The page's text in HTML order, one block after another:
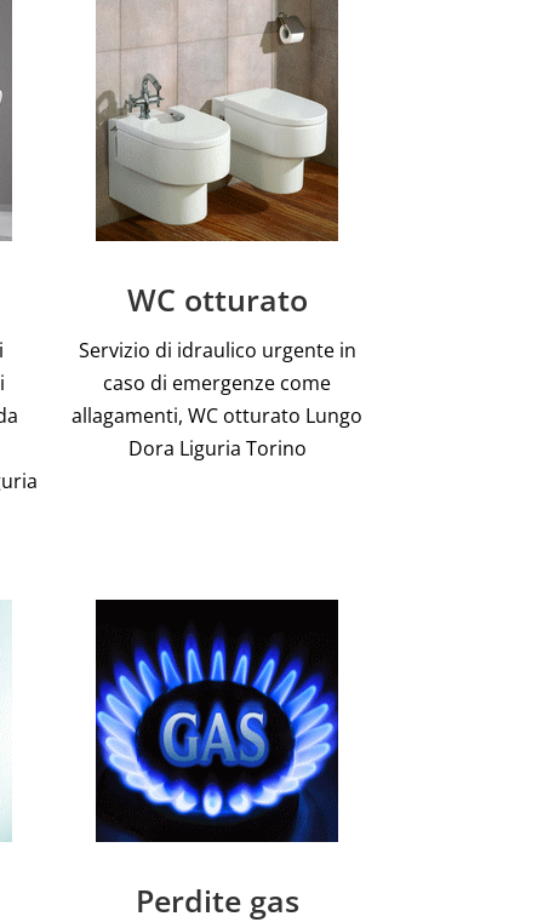
WC otturato
Servizio di idraulico urgente in
caso di emergenze come
allagamenti, WC otturato Lungo
Dora Liguria Torino
Perdite gas